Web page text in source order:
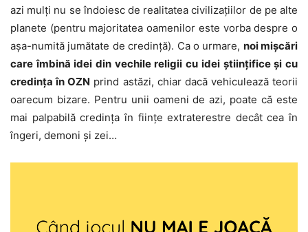
azi mulți nu se îndoiesc de realitatea civilizațiilor de pe alte
planete (pentru majoritatea oamenilor este vorba despre o
așa-numită jumătate de credință). Ca o urmare, noi mișcări
care îmbină idei din vechile religii cu idei științifice și cu
credința în OZN prind astăzi, chiar dacă vehiculează teorii
oarecum bizare. Pentru unii oameni de azi, poate că este
mai palpabilă credința în ființe extraterestre decât cea în
îngeri, demoni și zei…